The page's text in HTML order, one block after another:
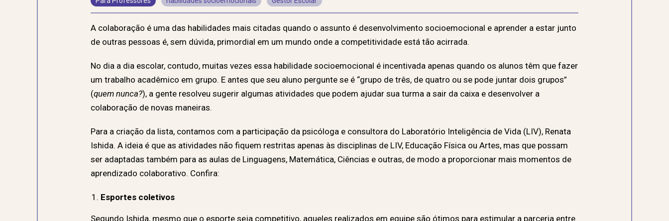
A colaboração é uma das habilidades mais citadas quando o assunto é desenvolvimento socioemocional e aprender a estar junto
de outras pessoas é, sem dúvida, primordial em um mundo onde a competitividade está tão acirrada.
No dia a dia escolar, contudo, muitas vezes essa habilidade socioemocional é incentivada apenas quando os alunos têm que fazer
um trabalho acadêmico em grupo. E antes que seu aluno pergunte se é “grupo de três, de quatro ou se pode juntar dois grupos”
(quem nunca?), a gente resolveu sugerir algumas atividades que podem ajudar sua turma a sair da caixa e desenvolver a
colaboração de novas maneiras.
Para a criação da lista, contamos com a participação da psicóloga e consultora do Laboratório Inteligência de Vida (LIV), Renata
Ishida. A ideia é que as atividades não fiquem restritas apenas às disciplinas de LIV, Educação Física ou Artes, mas que possam
ser adaptadas também para as aulas de Linguagens, Matemática, Ciências e outras, de modo a proporcionar mais momentos de
aprendizado colaborativo. Confira:
Esportes coletivos
Segundo Ishida, mesmo que o esporte seja competitivo, aqueles realizados em equipe são ótimos para estimular a parceria entre